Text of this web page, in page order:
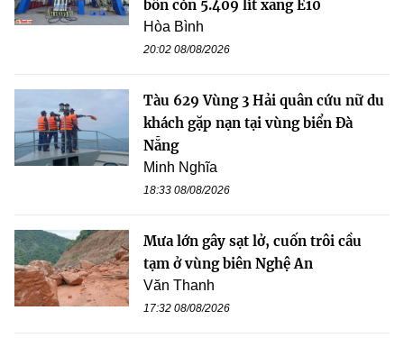
bồn còn 5.409 lít xăng E10
Hòa Bình
20:02 08/08/2026
Tàu 629 Vùng 3 Hải quân cứu nữ du
khách gặp nạn tại vùng biển Đà
Nẵng
Minh Nghĩa
18:33 08/08/2026
Mưa lớn gây sạt lở, cuốn trôi cầu
tạm ở vùng biên Nghệ An
Văn Thanh
17:32 08/08/2026